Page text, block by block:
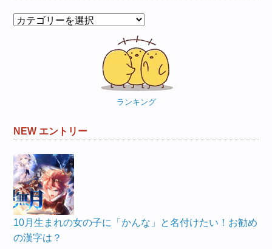
カ
ランキング
NEW エントリー
10月生まれの女の子に「かんな」と名付けたい！お勧め
の漢字は？